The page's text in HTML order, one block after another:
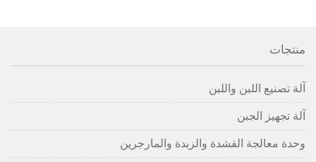
منتجات
آلة تصنيع اللبن واللبن
آلة تجهيز الجبن
وحدة معالجة القشدة والزبدة والمارجرين